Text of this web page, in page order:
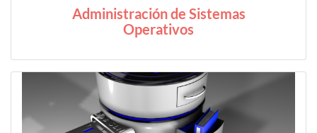
Administración de Sistemas
Operativos